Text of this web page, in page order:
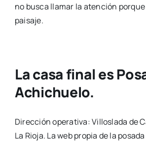
no busca llamar la atención
paisaje.
La casa final es
Achichuelo.
Dirección operativa: Villoslada de
La Rioja. La web propia de la